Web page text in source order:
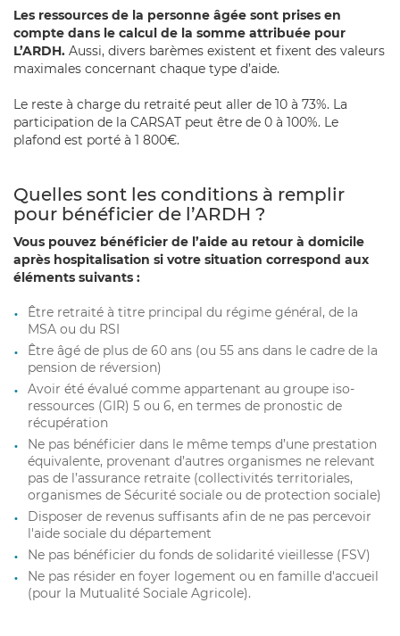
Les ressources de la personne âgée sont prises en
compte dans le calcul de la somme attribuée pour
L’ARDH. Aussi, divers barèmes existent et fixent des valeurs
maximales concernant chaque type d’aide.
Le reste à charge du retraité peut aller de 10 à 73%. La
participation de la CARSAT peut être de 0 à 100%. Le
plafond est porté à 1 800€.
Quelles sont les conditions à remplir
pour bénéficier de l’ARDH ?
Vous pouvez bénéficier de l’aide au retour à domicile
après hospitalisation si votre situation correspond aux
éléments suivants :
Être retraité à titre principal du régime général, de la
MSA ou du RSI
Être âgé de plus de 60 ans (ou 55 ans dans le cadre de la
pension de réversion)
Avoir été évalué comme appartenant au groupe iso-
ressources (GIR) 5 ou 6, en termes de pronostic de
récupération
Ne pas bénéficier dans le même temps d’une prestation
équivalente, provenant d’autres organismes ne relevant
pas de l’assurance retraite (collectivités territoriales,
organismes de Sécurité sociale ou de protection sociale)
Disposer de revenus suffisants afin de ne pas percevoir
l'aide sociale du département
Ne pas bénéficier du fonds de solidarité vieillesse (FSV)
Ne pas résider en foyer logement ou en famille d'accueil
(pour la Mutualité Sociale Agricole).